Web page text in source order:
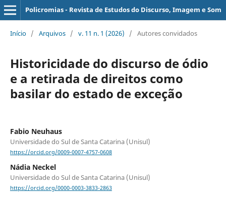
Policromias - Revista de Estudos do Discurso, Imagem e Som
Início / Arquivos / v. 11 n. 1 (2026) / Autores convidados
Historicidade do discurso de ódio
e a retirada de direitos como
basilar do estado de exceção
Fabio Neuhaus
Universidade do Sul de Santa Catarina (Unisul)
https://orcid.org/0009-0007-4757-0608
Nádia Neckel
Universidade do Sul de Santa Catarina (Unisul)
https://orcid.org/0000-0003-3833-2863